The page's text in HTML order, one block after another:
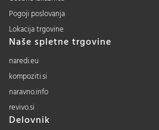
Pogoji poslovanja
Lokacija trgovine
Naše spletne trgovine
naredi.eu
kompoziti.si
naravno.info
revivo.si
Delovnik